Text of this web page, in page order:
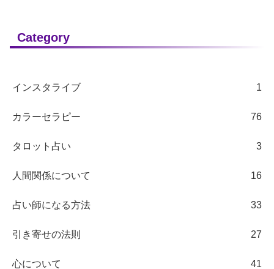
Category
インスタライブ 1
カラーセラピー 76
タロット占い 3
人間関係について 16
占い師になる方法 33
引き寄せの法則 27
心について 41